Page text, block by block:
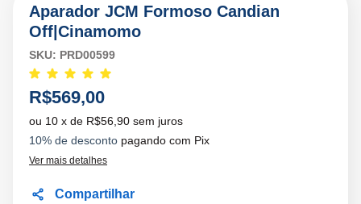
Aparador JCM Formoso Candian
Off|Cinamomo
SKU: PRD00599
R$569,00
10 x de R$56,90 sem juros
10% de desconto pagando com Pix
Ver mais detalhes
Compartilhar